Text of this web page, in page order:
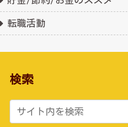
転職活動
検索